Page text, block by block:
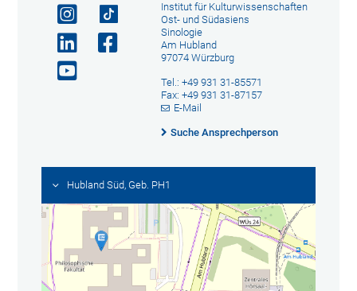
Institut für Kulturwissenschaften
Ost- und Südasiens
Sinologie
Am Hubland
97074 Würzburg
Tel.: +49 931 31-85571
Fax: +49 931 31-87157
E-Mail
Suche Ansprechperson
Hubland Süd, Geb. PH1